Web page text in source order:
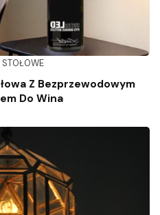
STOŁOWE
Z Bezprzewodowym
Do Wina